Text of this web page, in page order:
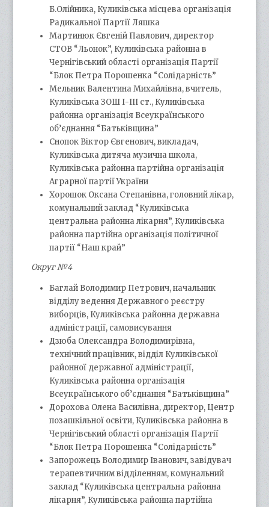
Б.Олійника, Куликівська місцева організація
Радикальної Партії Ляшка
Мартинюк Євгеній Павлович, директор
СТОВ “Льонок”, Куликівська районна в
Чернігівський області організація Партії
“Блок Петра Порошенка “Солідарність”
Мельник Валентина Михайлівна, вчитель,
Куликівська ЗОШ І-ІІІ ст., Куликівська
районна організація Всеукраїнського
об’єднання “Батьківщина”
Снопок Віктор Євгенович, викладач,
Куликівська дитяча музична школа,
Куликівська районна партійна організація
Аграрної партії України
Хорошок Оксана Степанівна, головний лікар,
комунальний заклад “Куликівська
центральна районна лікарня”, Куликівська
районна партійна організація політичної
партії “Наш край”
Округ №4
Баглай Володимир Петрович, начальник
відділу ведення Державного реєстру
виборців, Куликівська районна державна
адміністрації, самовисування
Дзюба Олександра Володимирівна,
технічний працівник, відділ Куликівської
районної державної адміністрації,
Куликівська районна організація
Всеукраїнського об’єднання “Батьківщина”
Дорохова Олена Василівна, директор, Центр
позашкільної освіти, Куликівська районна в
Чернігівський області організація Партії
“Блок Петра Порошенка “Солідарність”
Запорожець Володимир Іванович, завідувач
терапевтичним відділенням, комунальний
заклад “Куликівська центральна районна
лікарня”, Куликівська районна партійна